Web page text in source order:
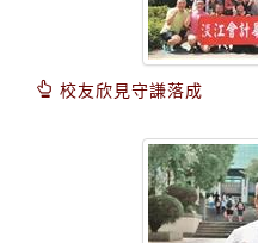
校友欣見守謙落成